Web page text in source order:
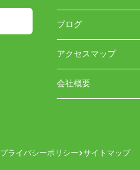
ブログ
アクセスマップ
会社概要
プライバシーポリシー サイトマップ